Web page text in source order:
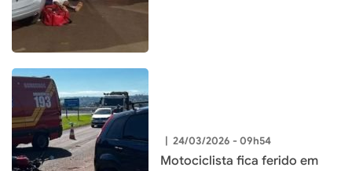
| 24/03/2026 - 09h54
Motociclista fica ferido em